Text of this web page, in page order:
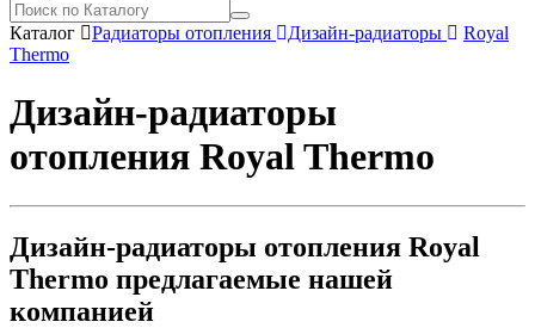
Каталог Радиаторы отопления Дизайн-радиаторы
Royal
Thermo
Дизайн-радиаторы
отопления Royal Thermo
Дизайн-радиаторы отопления Royal
Thermo предлагаемые нашей
компанией